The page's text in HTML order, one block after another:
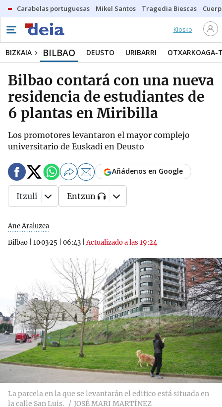
Carabelas portuguesas Mikel Santos Tragedia Biescas
Kiosko
BIZKAIA BILBAO DEUSTO URIBARRI OTXARKOAGA-
Bilbao contará con una nueva
residencia de estudiantes de
6 plantas en Miribilla
Los promotores levantaron el mayor complejo
universitario de Euskadi en Deusto
Ane Araluzea
Bilbao
10·03·25 06:43 |Actualizado a las 19:24
Añádenos en Google
Itzuli Entzun
La parcela en la que se levantarán el edifico está situada en
la calle San Luis.
JOSÉ MARI MARTÍNEZ